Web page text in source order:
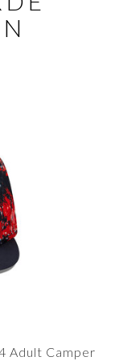
Adult Camper